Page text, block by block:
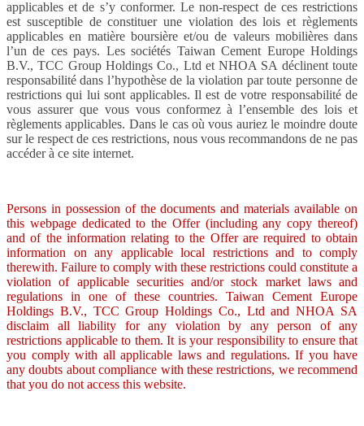
applicables et de s’y conformer. Le non-respect de ces restrictions
est susceptible de constituer une violation des lois et règlements
applicables en matière boursière et/ou de valeurs mobilières dans
l’un de ces pays. Les sociétés Taiwan Cement Europe Holdings
B.V., TCC Group Holdings Co., Ltd et NHOA SA déclinent toute
responsabilité dans l’hypothèse de la violation par toute personne de
restrictions qui lui sont applicables. Il est de votre responsabilité de
vous assurer que vous vous conformez à l’ensemble des lois et
règlements applicables. Dans le cas où vous auriez le moindre doute
sur le respect de ces restrictions, nous vous recommandons de ne pas
accéder à ce site internet.
Persons in possession of the documents and materials available on
this webpage dedicated to the Offer (including any copy thereof)
and of the information relating to the Offer are required to obtain
information on any applicable local restrictions and to comply
therewith. Failure to comply with these restrictions could constitute a
violation of applicable securities and/or stock market laws and
regulations in one of these countries. Taiwan Cement Europe
Holdings B.V., TCC Group Holdings Co., Ltd and NHOA SA
disclaim all liability for any violation by any person of any
restrictions applicable to them. It is your responsibility to ensure that
you comply with all applicable laws and regulations. If you have
any doubts about compliance with these restrictions, we recommend
that you do not access this website.